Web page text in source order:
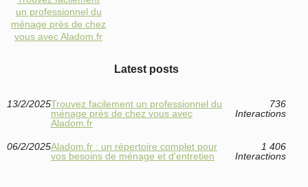
un professionnel du
ménage près de chez
vous avec Aladom.fr
Latest posts
13/2/2025Trouvez facilement un professionnel du
ménage près de chez vous avec
Aladom.fr
736
Interactions
06/2/2025Aladom.fr : un répertoire complet pour
vos besoins de ménage et d'entretien
1 406
Interactions